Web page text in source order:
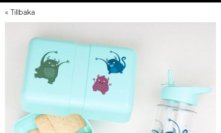
« Tillbaka